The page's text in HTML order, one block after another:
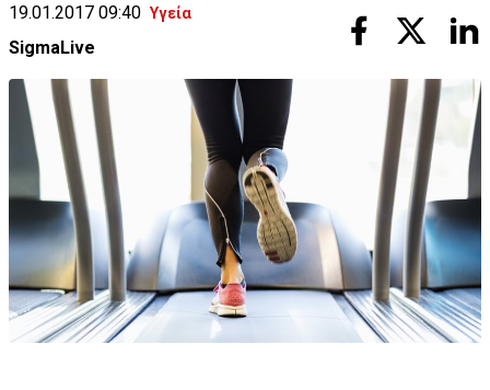
19.01.2017 09:40 Υγεία
SigmaLive